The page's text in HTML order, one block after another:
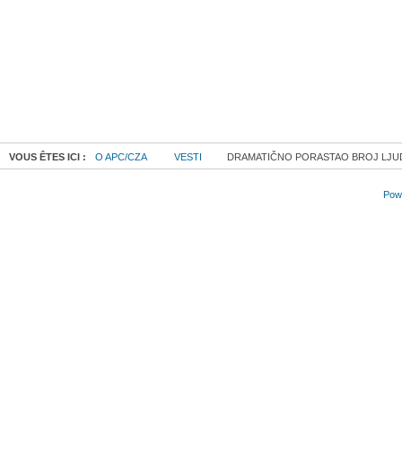
VOUS ÊTES ICI : O APC/CZA VESTI DRAMATIČNO PORASTAO BROJ